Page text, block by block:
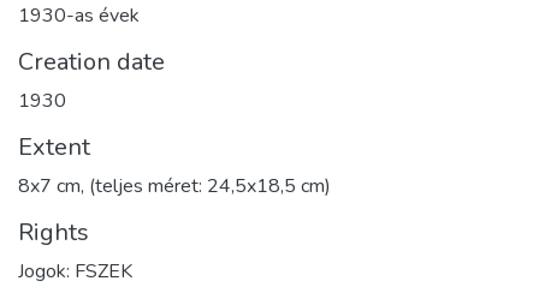
1930-as évek
Creation date
1930
Extent
8x7 cm, (teljes méret: 24,5x18,5 cm)
Rights
Jogok: FSZEK